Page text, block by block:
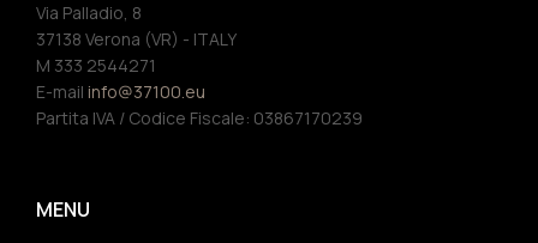
Via Palladio, 8
37138 Verona (VR) - ITALY
M 333 2544271
E-mail info@37100.eu
Partita IVA / Codice Fiscale: 03867170239
MENU